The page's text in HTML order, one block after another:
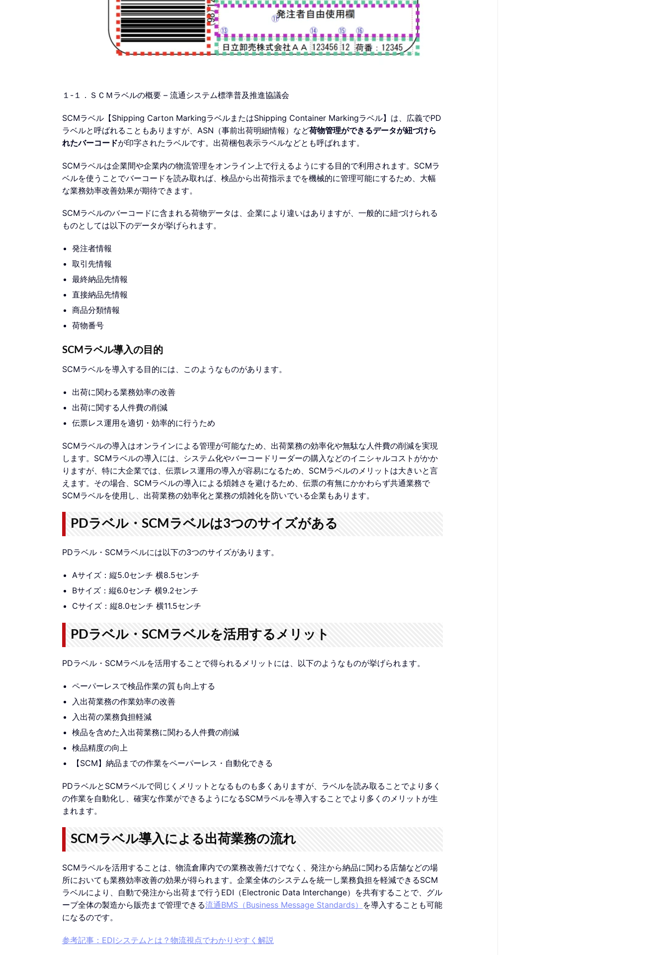
１-１．ＳＣＭラベルの概要 – 流通システム標準普及推進協議会
SCMラベル【Shipping Carton MarkingラベルまたはShipping Container Markingラベル】は、広義でPD
ラベルと呼ばれることもありますが、ASN（事前出荷明細情報）など荷物管理ができるデータが紐づけら
れたバーコードが印字されたラベルです。出荷梱包表示ラベルなどとも呼ばれます。
SCMラベルは企業間や企業内の物流管理をオンライン上で行えるようにする目的で利用されます。SCMラ
ベルを使うことでバーコードを読み取れば、検品から出荷指示までを機械的に管理可能にするため、大幅
な業務効率改善効果が期待できます。
SCMラベルのバーコードに含まれる荷物データは、企業により違いはありますが、一般的に紐づけられる
ものとしては以下のデータが挙げられます。
発注者情報
取引先情報
最終納品先情報
直接納品先情報
商品分類情報
荷物番号
SCMラベル導入の目的
SCMラベルを導入する目的には、このようなものがあります。
出荷に関わる業務効率の改善
出荷に関する人件費の削減
伝票レス運用を適切・効率的に行うため
SCMラベルの導入はオンラインによる管理が可能なため、出荷業務の効率化や無駄な人件費の削減を実現
します。SCMラベルの導入には、システム化やバーコードリーダーの購入などのイニシャルコストがかか
りますが、特に大企業では、伝票レス運用の導入が容易になるため、SCMラベルのメリットは大きいと言
えます。その場合、SCMラベルの導入による煩雑さを避けるため、伝票の有無にかかわらず共通業務で
SCMラベルを使用し、出荷業務の効率化と業務の煩雑化を防いでいる企業もあります。
PDラベル・SCMラベルは3つのサイズがある
PDラベル・SCMラベルには以下の3つのサイズがあります。
Aサイズ：縦5.0センチ 横8.5センチ
Bサイズ：縦6.0センチ 横9.2センチ
Cサイズ：縦8.0センチ 横11.5センチ
PDラベル・SCMラベルを活用するメリット
PDラベル・SCMラベルを活用することで得られるメリットには、以下のようなものが挙げられます。
ペーパーレスで検品作業の質も向上する
入出荷業務の作業効率の改善
入出荷の業務負担軽減
検品を含めた入出荷業務に関わる人件費の削減
検品精度の向上
【SCM】納品までの作業をペーパーレス・自動化できる
PDラベルとSCMラベルで同じくメリットとなるものも多くありますが、ラベルを読み取ることでより多く
の作業を自動化し、確実な作業ができるようになるSCMラベルを導入することでより多くのメリットが生
まれます。
SCMラベル導入による出荷業務の流れ
SCMラベルを活用することは、物流倉庫内での業務改善だけでなく、発注から納品に関わる店舗などの場
所においても業務効率改善の効果が得られます。企業全体のシステムを統一し業務負担を軽減できるSCM
ラベルにより、自動で発注から出荷まで行うEDI（Electronic Data Interchange）を共有することで、グル
ープ全体の製造から販売まで管理できる流通BMS（Business Message Standards） を導入することも可能
になるのです。
参考記事：EDIシステムとは？物流視点でわかりやすく解説